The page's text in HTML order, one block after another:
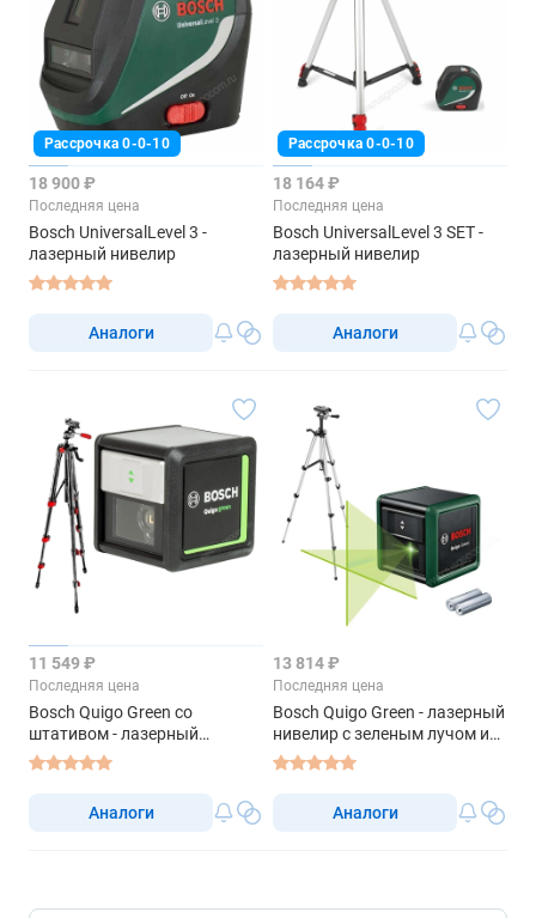
Рассрочка 0-0-10
18 900 ₽
Последняя цена
Bosch UniversalLevel 3 -
лазерный нивелир
Аналоги
Рассрочка 0-0-10
18 164 ₽
Последняя цена
Bosch UniversalLevel 3 SET -
лазерный нивелир
Аналоги
11 549 ₽
Последняя цена
Bosch Quigo Green со
штативом - лазерный
нивелир
Аналоги
13 814 ₽
Последняя цена
Bosch Quigo Green - лазерный
нивелир с зеленым лучом и
штативом
Аналоги